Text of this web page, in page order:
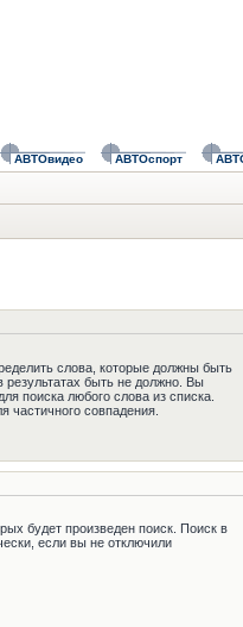
АВТОвидео АВТОспорт
слова, которые должны быть
результатах быть не должно. Вы
для поиска любого слова из списка.
частичного совпадения.
будет произведен поиск. Поиск в
если вы не отключили